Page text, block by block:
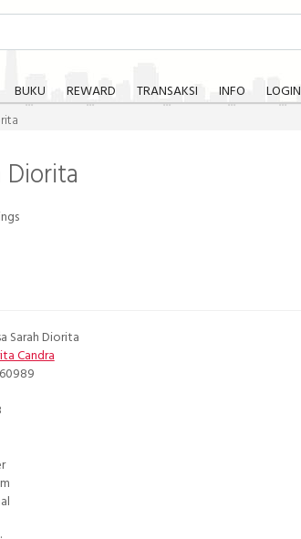
BUKU REWARD TRANSAKSI INFO
LOGIN
Diorita
Sarah Diorita
Candra